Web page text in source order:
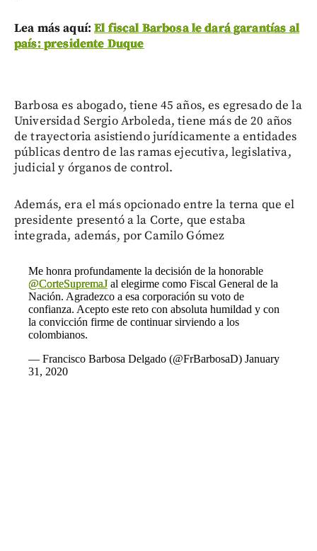
Lea más aquí:El fiscal Barbosa le dará garantías al
país: presidente Duque
Barbosa es abogado, tiene 45 años, es egresado de la
Universidad Sergio Arboleda, tiene más de 20 años
de trayectoria asistiendo jurídicamente a entidades
públicas dentro de las ramas ejecutiva, legislativa,
judicial y órganos de control.
Además, era el más opcionado entre la terna que el
presidente presentó a la Corte, que estaba
integrada, además, por Camilo Gómez
Me honra profundamente la decisión de la honorable
@CorteSupremaJ al elegirme como Fiscal General de la
Nación. Agradezco a esa corporación su voto de
confianza. Acepto este reto con absoluta humildad y con
la convicción firme de continuar sirviendo a los
colombianos.
— Francisco Barbosa Delgado (@FrBarbosaD) January
31, 2020